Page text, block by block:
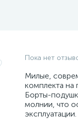
Пока нет
Милые,
комплекта на
Борты-
молнии, что
эксплуатации.